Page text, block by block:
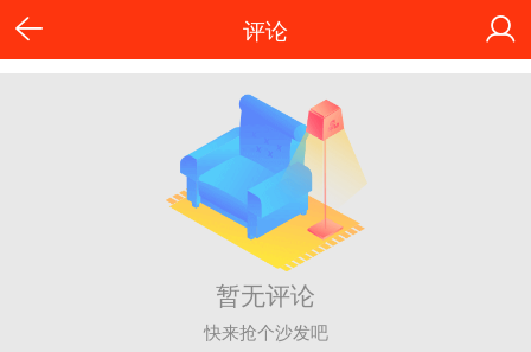
评论
暂无评论
快来抢个沙发吧